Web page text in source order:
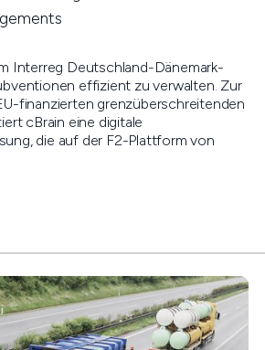
Interreg Deutschland-Dänemark-
effizient zu verwalten. Zur
finanzierten grenzüberschreitenden
cBrain eine digitale
die auf der F2-Plattform von